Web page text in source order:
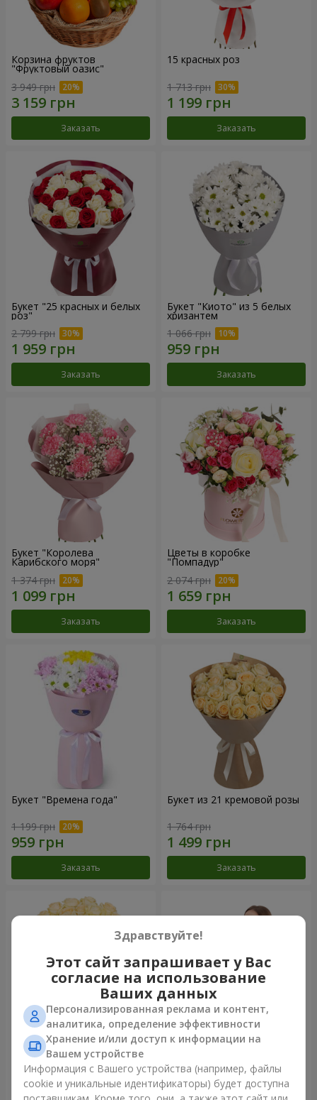
Корзина фруктов
"Фруктовый оазис"
3 949 грн
Заказать
15 красных роз
1 713 грн
Заказать
Букет "25 красных и белых
роз"
2 799 грн
Заказать
Букет "Киото" из 5 белых
хризантем
1 066 грн
Заказать
Букет "Королева
Карибского моря"
1 374 грн
Заказать
Цветы в коробке
"Помпадур"
2 074 грн
Заказать
Букет "Времена года"
1 199 грн
Заказать
Букет из 21 кремовой розы
1 764 грн
Заказать
Букет из 25 кремовых роз
2 124 грн
Фруктовая композиция
8 332 грн
Здравствуйте!
Этот сайт запрашивает у Вас
согласие на использование
Ваших данных
Персонализированная реклама и контент,
аналитика, определение эффективности
Хранение и/или доступ к информации на
Вашем устройстве
Информация с Вашего устройства (например, файлы
cookie и уникальные идентификаторы) будет доступна